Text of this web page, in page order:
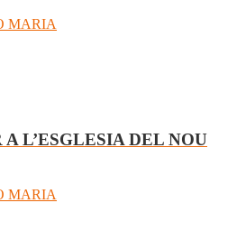
MARIA
L’ESGLESIA DEL NOU
MARIA